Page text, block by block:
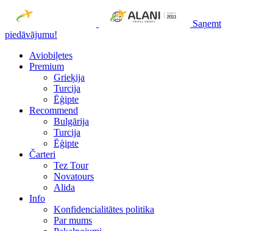
Saņemt
piedāvājumu!
Aviobiļetes
Premium
Grieķija
Turcija
Ēģipte
Recommend
Bulgārija
Turcija
Ēģipte
Čarteri
Tez Tour
Novatours
Alida
Info
Konfidencialitātes politika
Par mums